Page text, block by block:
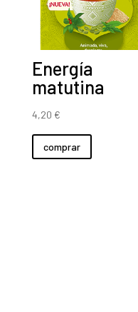
Energía
matutina
4,20 €
comprar